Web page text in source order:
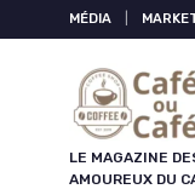
MÉDIA
LE MAGAZINE
AMOUREUX DU
Panneau de gestion